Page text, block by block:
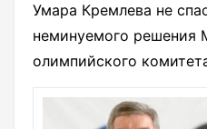
Умара Кремлева не
неминуемого решения
олимпийского